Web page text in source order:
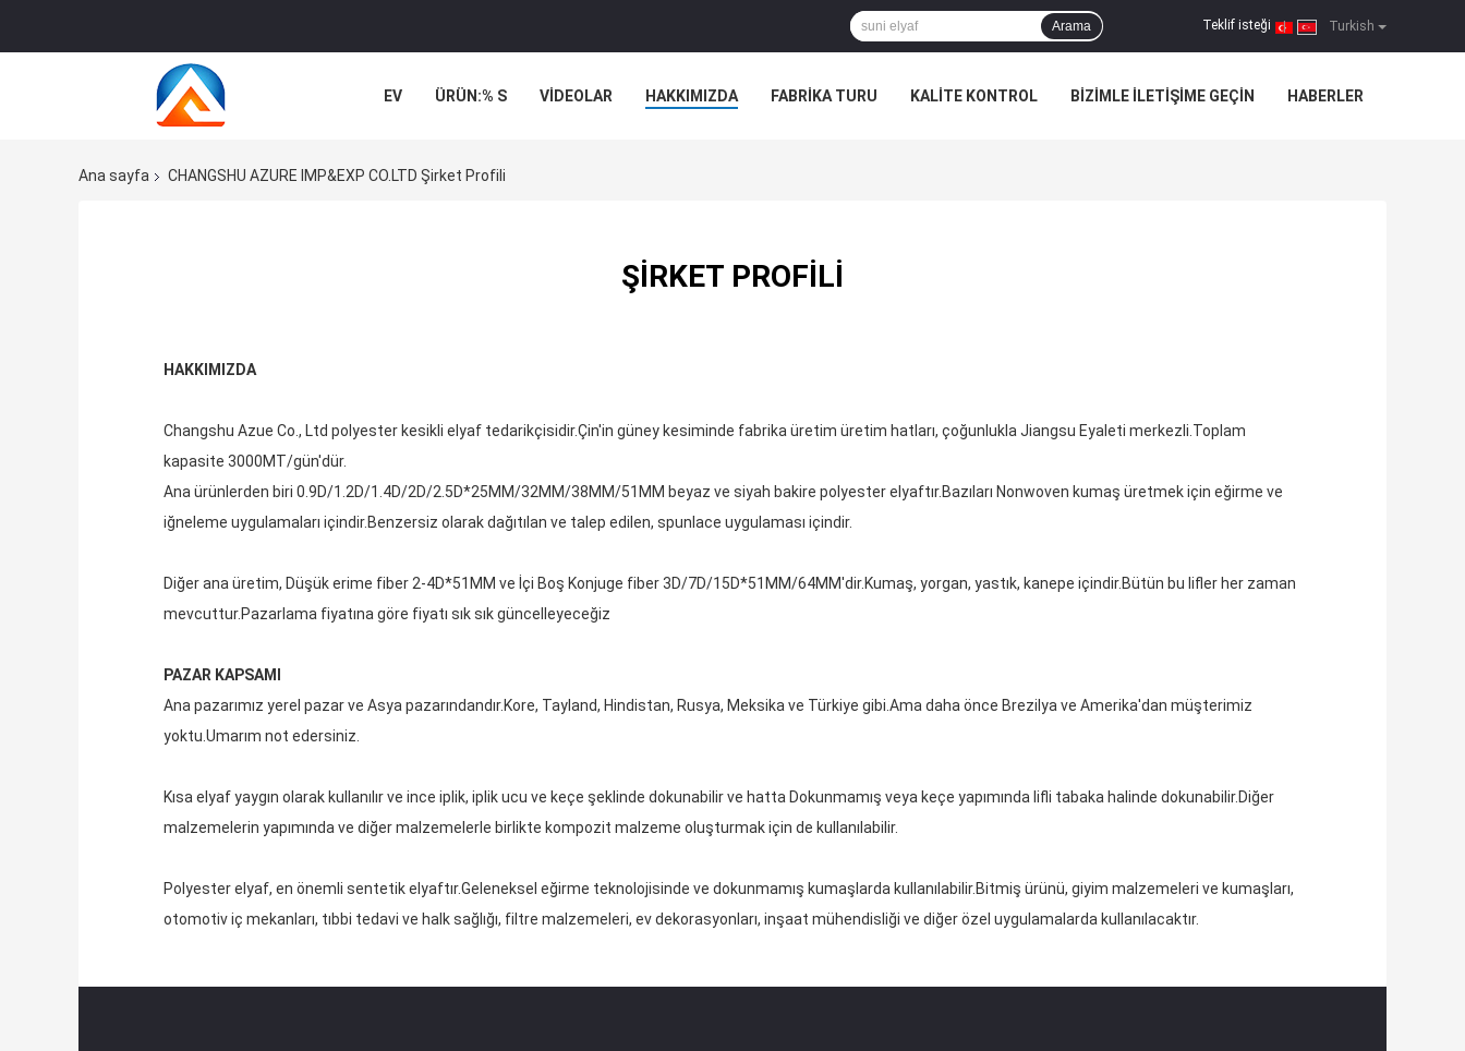
Turkish
Teklif isteği |
Arama
EV ÜRÜN:% S VİDEOLAR HAKKIMIZDA FABRIKA TURU KALITE KONTROL BIZIMLE ILETIŞIME GEÇIN HABERLER
Ana sayfa
CHANGSHU AZURE IMP&EXP CO.LTD Şirket Profili
ŞIRKET PROFILI
HAKKIMIZDA
Changshu Azue Co., Ltd polyester kesikli elyaf tedarikçisidir.Çin'in güney kesiminde fabrika üretim üretim hatları, çoğunlukla Jiangsu Eyaleti merkezli.Toplam
kapasite 3000MT/gün'dür.
Ana ürünlerden biri 0.9D/1.2D/1.4D/2D/2.5D*25MM/32MM/38MM/51MM beyaz ve siyah bakire polyester elyaftır.Bazıları Nonwoven kumaş üretmek için eğirme ve
iğneleme uygulamaları içindir.Benzersiz olarak dağıtılan ve talep edilen, spunlace uygulaması içindir.
Diğer ana üretim, Düşük erime fiber 2-4D*51MM ve İçi Boş Konjuge fiber 3D/7D/15D*51MM/64MM'dir.Kumaş, yorgan, yastık, kanepe içindir.Bütün bu lifler her zaman
mevcuttur.Pazarlama fiyatına göre fiyatı sık sık güncelleyeceğiz
PAZAR KAPSAMI
Ana pazarımız yerel pazar ve Asya pazarındandır.Kore, Tayland, Hindistan, Rusya, Meksika ve Türkiye gibi.Ama daha önce Brezilya ve Amerika'dan müşterimiz
yoktu.Umarım not edersiniz.
Kısa elyaf yaygın olarak kullanılır ve ince iplik, iplik ucu ve keçe şeklinde dokunabilir ve hatta Dokunmamış veya keçe yapımında lifli tabaka halinde dokunabilir.Diğer
malzemelerin yapımında ve diğer malzemelerle birlikte kompozit malzeme oluşturmak için de kullanılabilir.
Polyester elyaf, en önemli sentetik elyaftır.Geleneksel eğirme teknolojisinde ve dokunmamış kumaşlarda kullanılabilir.Bitmiş ürünü, giyim malzemeleri ve kumaşları,
otomotiv iç mekanları, tıbbi tedavi ve halk sağlığı, filtre malzemeleri, ev dekorasyonları, inşaat mühendisliği ve diğer özel uygulamalarda kullanılacaktır.